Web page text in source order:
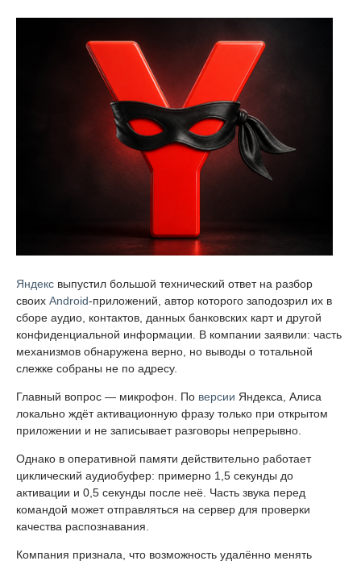
Яндекс выпустил большой технический ответ на разбор
своих Android-приложений, автор которого заподозрил их в
сборе аудио, контактов, данных банковских карт и другой
конфиденциальной информации. В компании заявили: часть
механизмов обнаружена верно, но выводы о тотальной
слежке собраны не по адресу.
Главный вопрос — микрофон. По версии Яндекса, Алиса
локально ждёт активационную фразу только при открытом
приложении и не записывает разговоры непрерывно.
Однако в оперативной памяти действительно работает
циклический аудиобуфер: примерно 1,5 секунды до
активации и 0,5 секунды после неё. Часть звука перед
командой может отправляться на сервер для проверки
качества распознавания.
Компания признала, что возможность удалённо менять